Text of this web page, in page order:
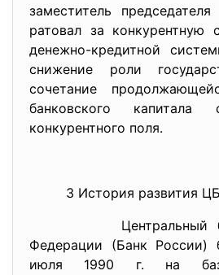
заместитель
ратовал за конкурентную
денежно-кредитной
снижение роли
сочетание
банковского капитала
конкурентного поля.
3 История развития
Центральный
Федерации (Банк России)
июля 1990 г. на